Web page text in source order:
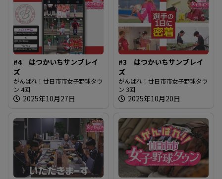
#4 はつかいちサンブレイ
ズ
がんばれ！廿日市市女子野球タウ
ン 4回
2025年10月27日
#3 はつかいちサンブレイ
ズ
がんばれ！廿日市市女子野球タウ
ン 3回
2025年10月20日